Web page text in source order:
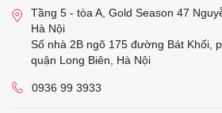
Tầng 5 - tòa A, Gold Season 47
Hà Nội
Số nhà 2B ngõ 175 đường Bát Khối,
quận Long Biên, Hà Nội
0936 99 3933